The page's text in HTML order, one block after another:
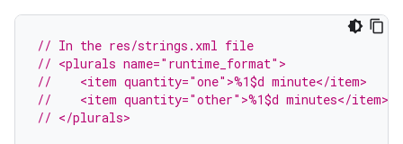
// In the res/strings.xml file
// <plurals name="runtime_format">
//    <item quantity="one">%1$d minute</item>
//    <item quantity="other">%1$d minutes</item>
// </plurals>